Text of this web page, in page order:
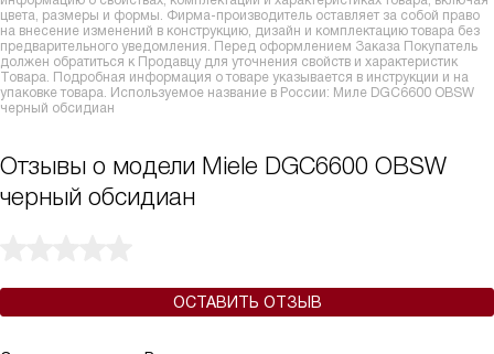
цвета, размеры и формы. Фирма-производитель оставляет за собой право
на внесение изменений в конструкцию, дизайн и комплектацию товара без
предварительного уведомления. Перед оформлением Заказа Покупатель
должен обратиться к Продавцу для уточнения свойств и характеристик
Товара. Подробная информация о товаре указывается в инструкции и на
упаковке товара. Используемое название в России: Миле DGC6600 OBSW
черный обсидиан
Отзывы о модели Miele DGC6600 OBSW
черный обсидиан
ОСТАВИТЬ ОТЗЫВ